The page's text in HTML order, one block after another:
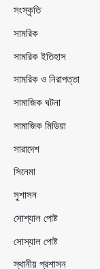
সংস্কৃতি
সামরিক
সামরিক ইতিহাস
সামরিক ও নিরাপত্তা
সামাজিক ঘটনা
সামাজিক মিডিয়া
সারাদেশ
সিনেমা
সুশাসন
সোশ্যাল পোষ্ট
সোস্যাল পোষ্ট
স্থানীয় প্রশাসন